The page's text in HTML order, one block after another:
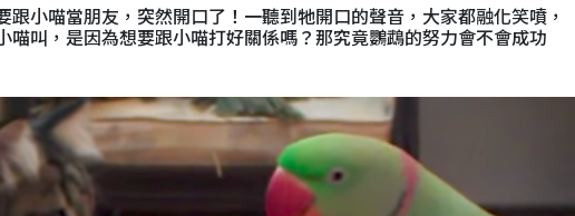
跟小喵當朋友，突然開口了！一聽到牠開口的聲音，大家都融化笑噴，
喵叫，是因為想要跟小喵打好關係嗎？那究竟鸚鵡的努力會不會成功